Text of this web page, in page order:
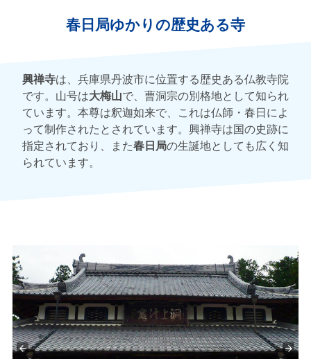
春日局ゆかりの歴史ある寺
興禅寺は、兵庫県丹波市に位置する歴史ある仏教寺院
です。山号は大梅山で、曹洞宗の別格地として知られ
ています。本尊は釈迦如来で、これは仏師・春日によ
って制作されたとされています。興禅寺は国の史跡に
指定されており、また春日局の生誕地としても広く知
られています。